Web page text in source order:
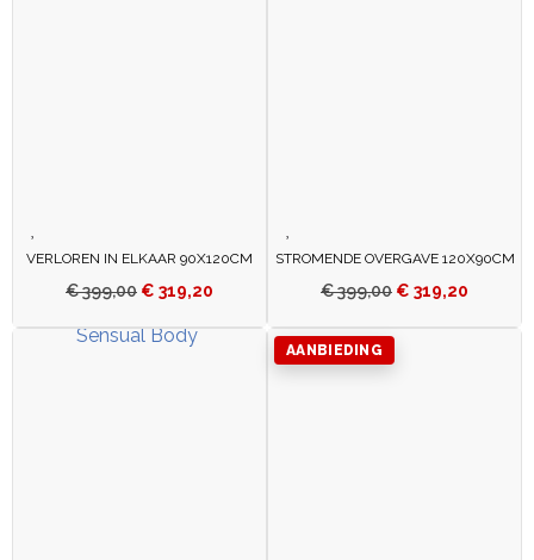
VERLOREN IN ELKAAR 90X120CM
€399,00 € 319,20
STROMENDE OVERGAVE 120X90CM
€399,00 € 319,20
AANBIEDING